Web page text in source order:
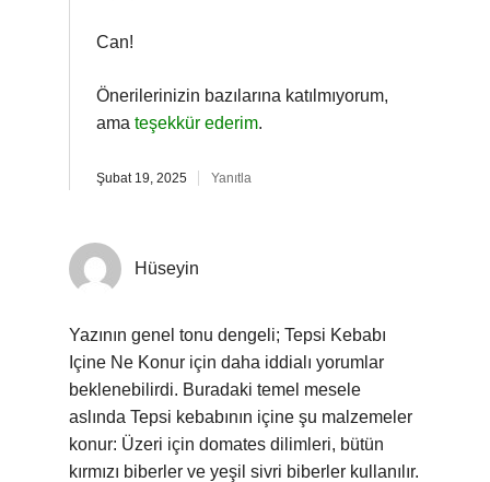
Can!
Önerilerinizin bazılarına katılmıyorum,
ama teşekkür ederim.
Şubat 19, 2025 Yanıtla
Hüseyin
Yazının genel tonu dengeli; Tepsi Kebabı
Içine Ne Konur için daha iddialı yorumlar
beklenebilirdi. Buradaki temel mesele
aslında Tepsi kebabının içine şu malzemeler
konur: Üzeri için domates dilimleri, bütün
kırmızı biberler ve yeşil sivri biberler kullanılır.